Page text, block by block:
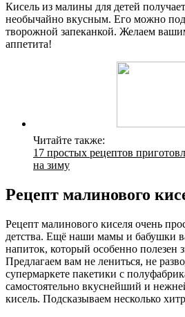
Кисель из малины для детей
необычайно вкусным. Его можно
творожной запеканкой. Желаем
аппетита!
Читайте также:
17 простых рецептов
на зиму
Рецепт малинового
Рецепт малинового киселя очень
детства. Ещё наши мамы и бабушки
напиток, который особенно полезен
Предлагаем вам не лениться, не
супермаркете пакетики с
самостоятельно вкуснейший и
кисель. Подсказываем несколько